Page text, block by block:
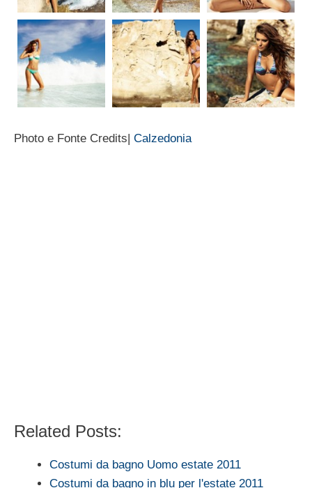
Photo e Fonte Credits| Calzedonia
Related Posts:
Costumi da bagno Uomo estate 2011
Costumi da bagno in blu per l'estate 2011